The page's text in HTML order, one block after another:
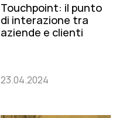
Touchpoint: il punto
di interazione tra
aziende e clienti
23.04.2024